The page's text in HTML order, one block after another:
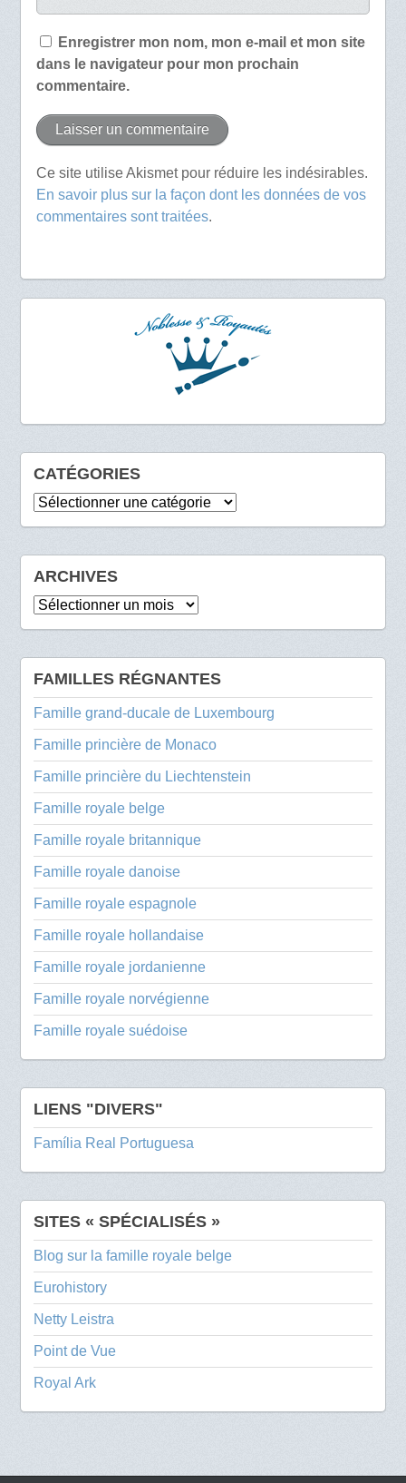
Enregistrer mon nom, mon e-mail et mon site
dans le navigateur pour mon prochain
commentaire.
Ce site utilise Akismet pour réduire les indésirables.
En savoir plus sur la façon dont les données de vos
commentaires sont traitées.
CATÉGORIES
Catégories
ARCHIVES
Archives
FAMILLES RÉGNANTES
Famille grand-ducale de Luxembourg
Famille princière de Monaco
Famille princière du Liechtenstein
Famille royale belge
Famille royale britannique
Famille royale danoise
Famille royale espagnole
Famille royale hollandaise
Famille royale jordanienne
Famille royale norvégienne
Famille royale suédoise
LIENS "DIVERS"
Família Real Portuguesa
SITES « SPÉCIALISÉS »
Blog sur la famille royale belge
Eurohistory
Netty Leistra
Point de Vue
Royal Ark